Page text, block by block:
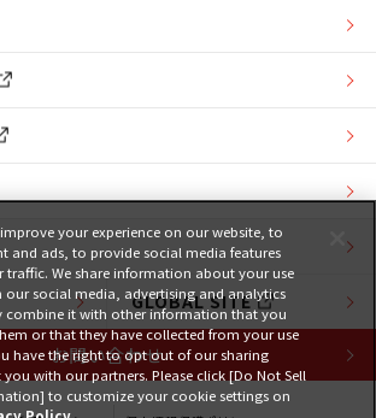
GLOBAL SITE
お問い合わせ
your experience on our website, to
and ads, to provide social media features
traffic. We share information about your use
our social media, advertising and analytics
combine it with other information that you
or that they have collected from your use
have the right to opt out of our sharing
with our partners. Please click [Do Not Sell
to customize your cookie settings on